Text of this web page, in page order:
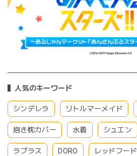
人気のキーワード
シンデレラ リトルマーメイド
抱き枕カバー 水着 シュエン
ラプラス DORO レッドフード